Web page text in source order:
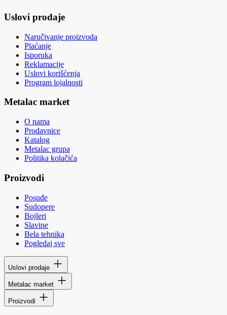
Uslovi prodaje
Naručivanje proizvoda
Plaćanje
Isporuka
Reklamacije
Uslovi korišćenja
Program lojalnosti
Metalac market
O nama
Prodavnice
Katalog
Metalac grupa
Politika kolačića
Proizvodi
Posuđe
Sudopere
Bojleri
Slavine
Bela tehnika
Pogledaj sve
Uslovi prodaje
Metalac market
Proizvodi